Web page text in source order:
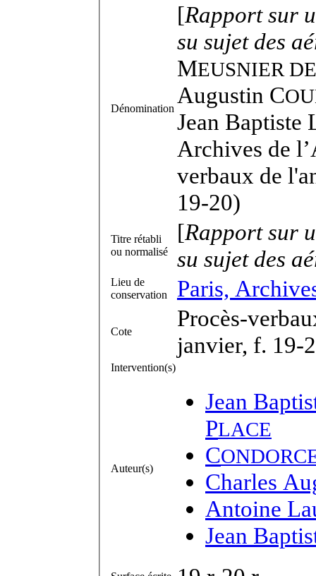
Dénomination
[Rapport sur
su sujet des
MEUSNIER
Augustin C
Jean Baptiste
Archives de
verbaux de
19-20)
Titre rétabli
ou normalisé
[Rapport sur
su sujet des
Lieu de
conservation
Paris,
Cote
Procès-
janvier, f. 19-
Intervention(s)
Auteur(s)
Jean
PLACE
C
Charles
Antoine
Jean